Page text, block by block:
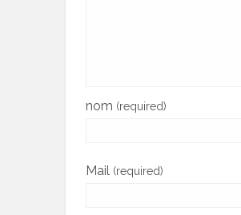
nom (required)
Mail (required)